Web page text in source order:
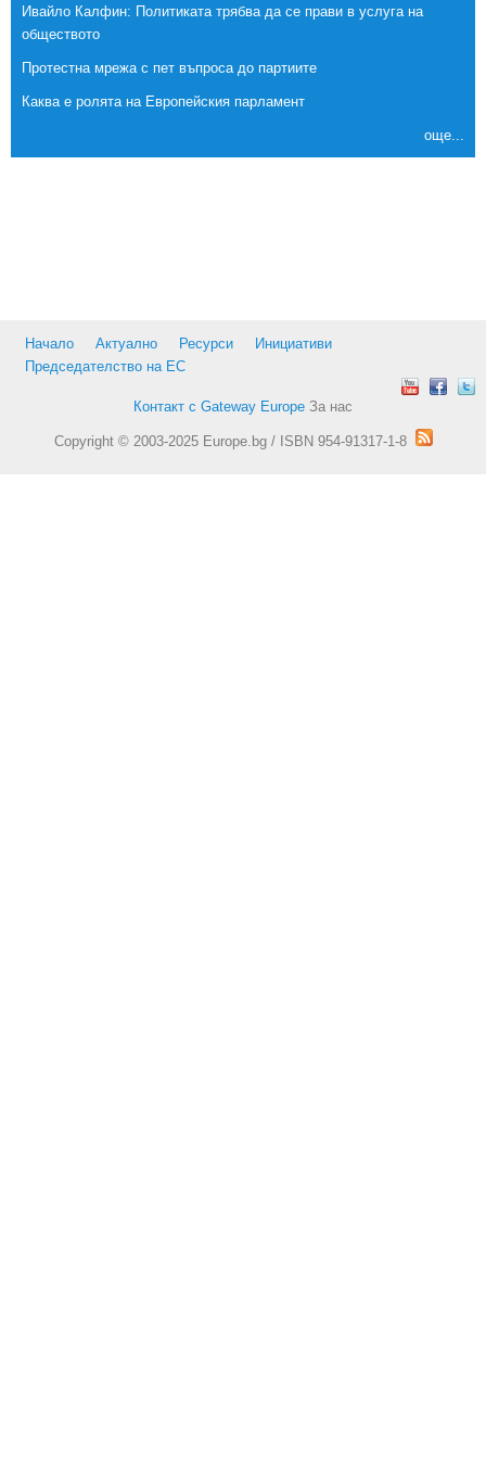
Ивайло Калфин: Политиката трябва да се прави в услуга на
обществото
Протестна мрежа с пет въпроса до партиите
Каква е ролята на Европейския парламент
още...
Начало Актуално Ресурси
Инициативи
Председателство на ЕС
Контакт с Gateway Europe За нас
Copyright © 2003-2025 Europe.bg / ISBN 954-91317-1-8